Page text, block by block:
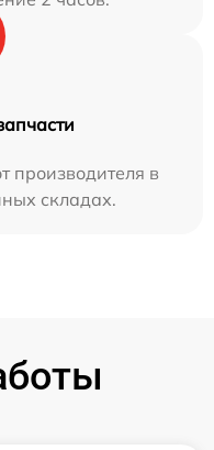
производителя в
складах.